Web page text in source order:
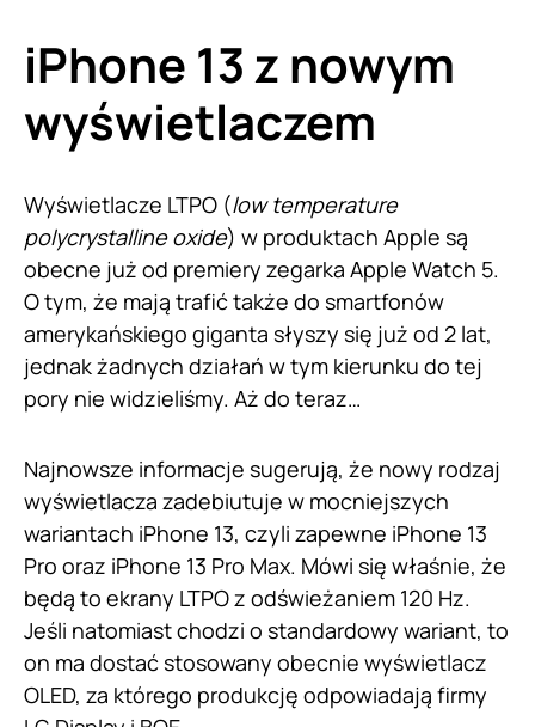
iPhone 13 z nowym
wyświetlaczem
Wyświetlacze LTPO (low temperature
polycrystalline oxide) w produktach Apple są
obecne już od premiery zegarka Apple Watch 5.
O tym, że mają trafić także do smartfonów
amerykańskiego giganta słyszy się już od 2 lat,
jednak żadnych działań w tym kierunku do tej
pory nie widzieliśmy. Aż do teraz…
Najnowsze informacje sugerują, że nowy rodzaj
wyświetlacza zadebiutuje w mocniejszych
wariantach iPhone 13, czyli zapewne iPhone 13
Pro oraz iPhone 13 Pro Max. Mówi się właśnie, że
będą to ekrany LTPO z odświeżaniem 120 Hz.
Jeśli natomiast chodzi o standardowy wariant, to
on ma dostać stosowany obecnie wyświetlacz
OLED, za którego produkcję odpowiadają firmy